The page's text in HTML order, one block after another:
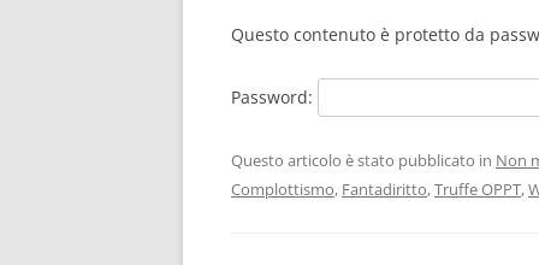
Questo contenuto è protetto da
Password:
Questo articolo è stato pubblicato in Non
Complottismo, Fantadiritto,Truffe OPPT,